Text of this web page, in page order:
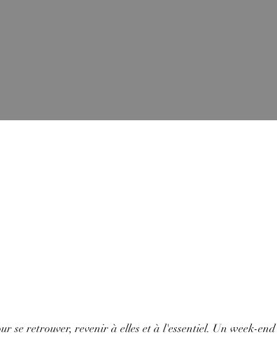
se retrouver, revenir à elles et à l'essentiel. Un week-end